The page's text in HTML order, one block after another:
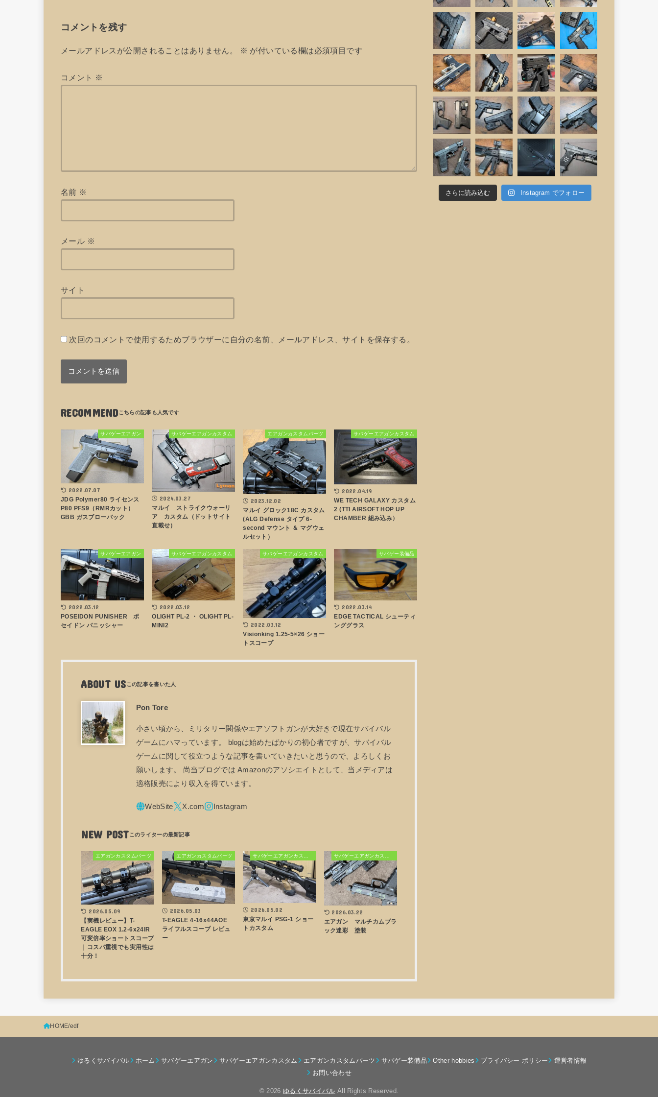
コメントを残す
メールアドレスが公開されることはありません。 ※ が付いている欄は必須項目です
コメント ※
名前 ※
メール ※
サイト
次回のコメントで使用するためブラウザーに自分の名前、メールアドレス、サイトを保存する。
RECOMMEND
サバゲーエアガン
2022.07.07
JDG Polymer80 ライセンス
P80 PFS9（RMRカット）
GBB ガスブローバック
サバゲーエアガンカスタム
2024.03.27
マルイ ストライクウォーリ
ア カスタム（ドットサイト
直載せ）
エアガンカスタムパーツ
2023.12.02
マルイ グロック18C カスタム
(ALG Defense タイプ 6-
second マウント ＆ マグウェ
ルセット）
サバゲーエアガンカスタム
2022.04.19
WE TECH GALAXY カスタム
2 (TTI AIRSOFT HOP UP
CHAMBER 組み込み）
サバゲーエアガン
2022.03.12
POSEIDON PUNISHER ポ
セイドン パニッシャー
サバゲーエアガンカスタム
2022.03.12
OLIGHT PL-2 ・ OLIGHT PL-
MINI2
サバゲーエアガンカスタム
2022.03.12
Visionking 1.25-5×26 ショー
トスコープ
サバゲー装備品
2022.03.14
EDGE TACTICAL シューティ
ンググラス
ABOUT US
Pon Tore
小さい頃から、ミリタリー関係やエアソフトガンが大好きで現在サバイバル
ゲームにハマっています。 blogは始めたばかりの初心者ですが、サバイバル
ゲームに関して役立つような記事を書いていきたいと思うので、よろしくお
願いします。 尚当ブログでは Amazonのアソシエイトとして、当メディアは
適格販売により収入を得ています。
NEW POST
エアガンカスタムパーツ
2026.05.09
【実機レビュー】T-
EAGLE EOX 1.2-6x24IR
可変倍率ショートスコープ
｜コスパ重視でも実用性は
十分！
エアガンカスタムパーツ
2026.05.03
T-EAGLE 4-16x44AOE
ライフルスコープ レビュ
ー
2026.05.02
東京マルイ PSG-1 ショー
トカスタム
2026.03.22
エアガン マルチカムブラ
ック迷彩 塗装
さらに読み込む Instagram でフォロー
HOME edf
ゆるくサバイバル ホーム サバゲーエアガン サバゲーエアガンカスタム エアガンカスタムパーツ サバゲー装備品 Other hobbies プライバシー ポリシー
運営者情報
お問い合わせ
© 2026 ゆるくサバイバル All Rights Reserved.